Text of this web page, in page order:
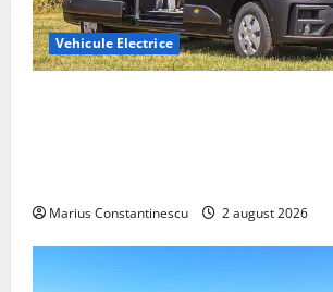
Vehicule Electrice
Marius Constantinescu 2 august 2026